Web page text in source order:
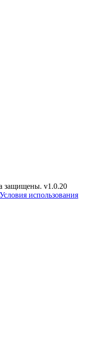
защищены. v1.0.20
Условия использования